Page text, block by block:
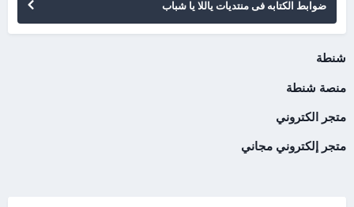
ضوابط الكتابه فى منتديات ياللا يا شباب
شنطة
منصة شنطة
متجر الكتروني
متجر إلكتروني مجاني